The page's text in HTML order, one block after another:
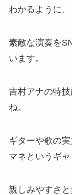
わかるように、
素敵な演奏を
います。
吉村アナの特
ね。
ギターや歌の
マネというギャ
親しみやすさ